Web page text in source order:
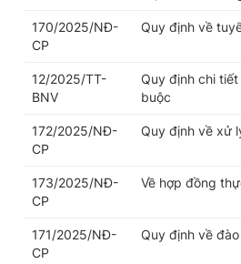
170/2025/NĐ-
CP
Quy định về
12/2025/TT-
BNV
Quy định chi
buộc
172/2025/NĐ-
CP
Quy định về xử
173/2025/NĐ-
CP
Về hợp đồng
171/2025/NĐ-
CP
Quy định về